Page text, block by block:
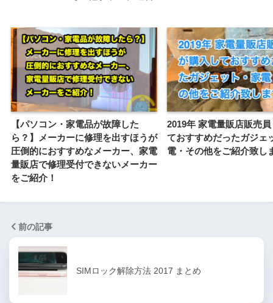
【パソコン・家電品が故障した
ら？】メーカーに修理を出すほうが
圧倒的におすすめなメーカー、家電
量販店で修理受付できないメーカー
をご紹介！
2019年 家電量販店販売
ておすすめだったガジェ
電・その他をご紹介致し
前の記事
SIMロック解除方法 2017 まとめ